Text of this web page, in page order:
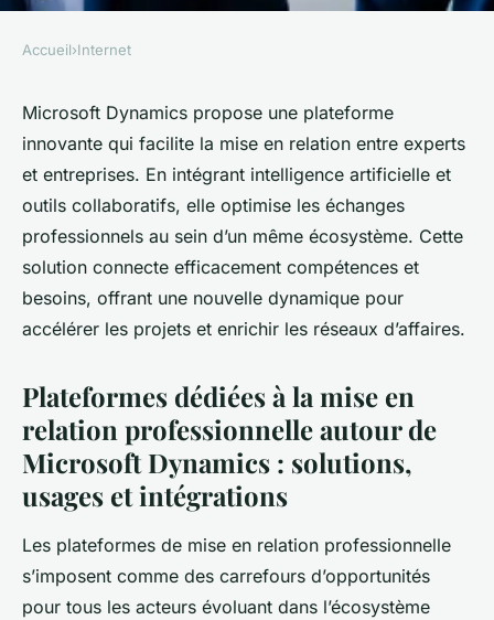
Plateforme de mise en relation
professionnelle microsoft
dynamics : connectez experts
et entreprises
Romy•12 juillet 2025•5 min de lecture
Accueil›Internet
Microsoft Dynamics propose une plateforme
innovante qui facilite la mise en relation entre experts
et entreprises. En intégrant intelligence artificielle et
outils collaboratifs, elle optimise les échanges
professionnels au sein d’un même écosystème. Cette
solution connecte efficacement compétences et
besoins, offrant une nouvelle dynamique pour
accélérer les projets et enrichir les réseaux d’affaires.
Plateformes dédiées à la mise en
relation professionnelle autour de
Microsoft Dynamics : solutions,
usages et intégrations
Les plateformes de mise en relation professionnelle
s’imposent comme des carrefours d’opportunités
pour tous les acteurs évoluant dans l’écosystème